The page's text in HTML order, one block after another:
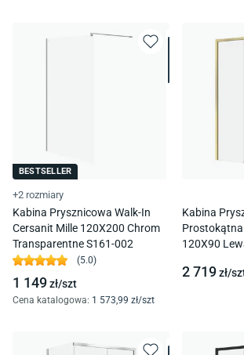
BESTSELLER
+2 rozmiary
Kabina Prysznicowa Walk-In
Cersanit Mille 120X200 Chrom
Transparentne S161-002
(5.0)
1 149zł/szt
Cena katalogowa: 1 573,99 zł/szt
Kabina
120X90
2 719zł/